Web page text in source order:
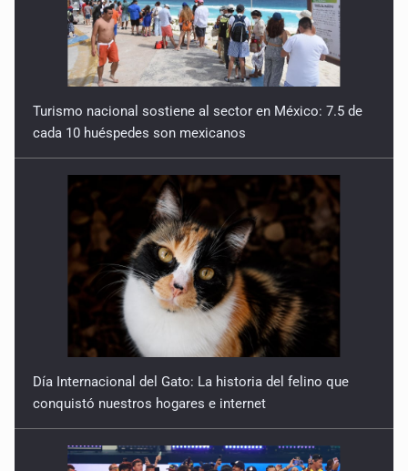
Turismo nacional sostiene al sector en México: 7.5 de
cada 10 huéspedes son mexicanos
Día Internacional del Gato: La historia del felino que
conquistó nuestros hogares e internet